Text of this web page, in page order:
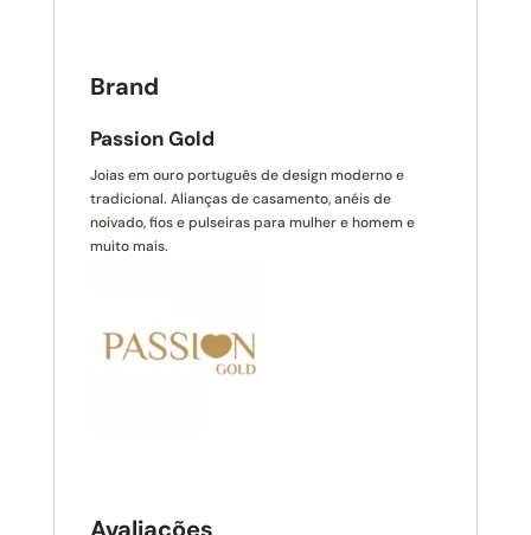
Brand
Passion Gold
Joias em ouro português de design moderno e
tradicional. Alianças de casamento, anéis de
noivado, fios e pulseiras para mulher e homem e
muito mais.
Avaliações